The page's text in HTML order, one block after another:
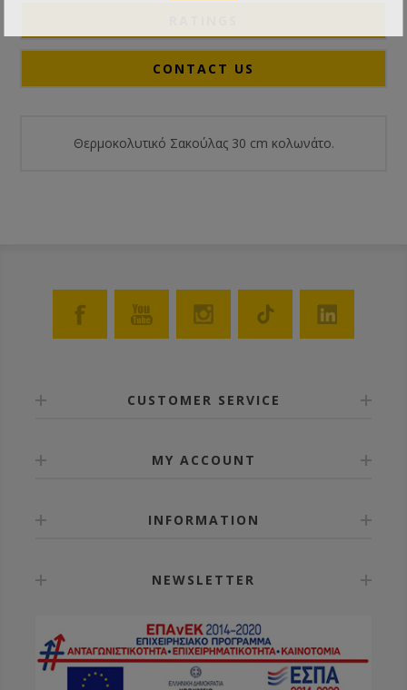
CONTACT US
Θερμοκολυτικό Σακούλας 30 cm κολωνάτο.
CUSTOMER SERVICE
MY ACCOUNT
INFORMATION
NEWSLETTER